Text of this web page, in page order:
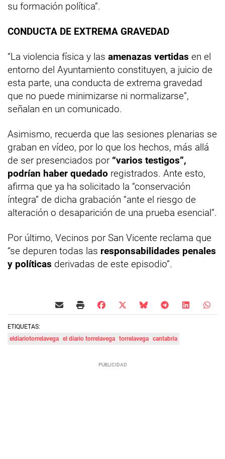
su formación política”.
CONDUCTA DE EXTREMA GRAVEDAD
“La violencia física y las amenazas vertidas en el
entorno del Ayuntamiento constituyen, a juicio de
esta parte, una conducta de extrema gravedad
que no puede minimizarse ni normalizarse”,
señalan en un comunicado.
Asimismo, recuerda que las sesiones plenarias se
graban en vídeo, por lo que los hechos, más allá
de ser presenciados por “varios testigos”,
podrían haber quedado registrados. Ante esto,
afirma que ya ha solicitado la “conservación
íntegra” de dicha grabación “ante el riesgo de
alteración o desaparición de una prueba esencial”.
Por último, Vecinos por San Vicente reclama que
“se depuren todas las responsabilidades penales
y políticas derivadas de este episodio”.
ETIQUETAS:
eldiariotorrelavega el diario torrelavega torrelavega cantabria